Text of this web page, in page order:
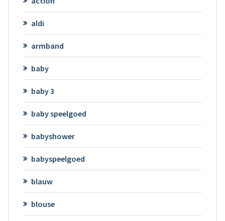
aldi
armband
baby
baby 3
baby speelgoed
babyshower
babyspeelgoed
blauw
blouse